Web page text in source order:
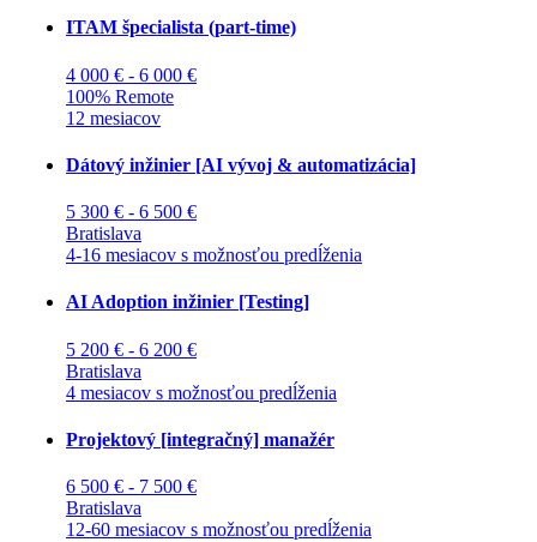
ITAM špecialista (part-time)
4 000 € - 6 000 €
100% Remote
12 mesiacov
Dátový inžinier [AI vývoj & automatizácia]
5 300 € - 6 500 €
Bratislava
4-16 mesiacov s možnosťou predĺženia
AI Adoption inžinier [Testing]
5 200 € - 6 200 €
Bratislava
4 mesiacov s možnosťou predĺženia
Projektový [integračný] manažér
6 500 € - 7 500 €
Bratislava
12-60 mesiacov s možnosťou predĺženia